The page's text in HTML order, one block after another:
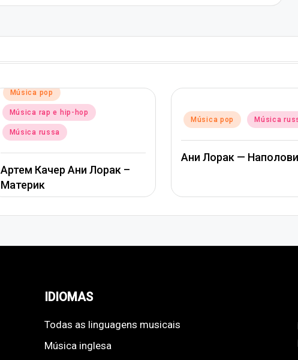
Posted
in
Música pop
Música rap e hip-hop
Música russa
Артем Качер Ани Лорак –
Материк
Posted
Música pop Música
Ани Лорак —
IDIOMAS
Todas as linguagens musicais
Música inglesa